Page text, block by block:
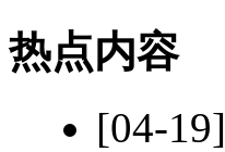
热点内容
[04-19]